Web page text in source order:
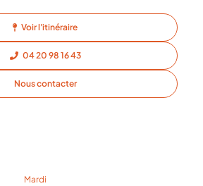
Voir l'itinéraire
04 20 98 16 43
Nous contacter
Mardi